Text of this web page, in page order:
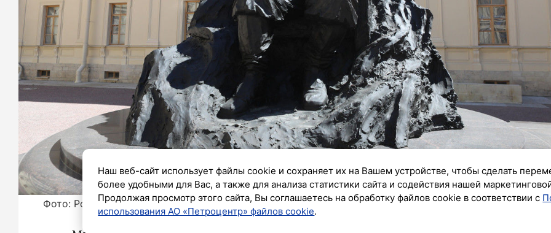
Фото: Роман Пименов / «Петербургский дневник»
Наш веб-сайт использует файлы cookie и сохраняет их на Вашем устройстве, чтобы сделать
более удобными для Вас, а также для анализа статистики сайта и содействия нашей
Продолжая просмотр этого сайта, Вы соглашаетесь на обработку файлов cookie в соответствии с
использования АО «Петроцентр» файлов cookie.